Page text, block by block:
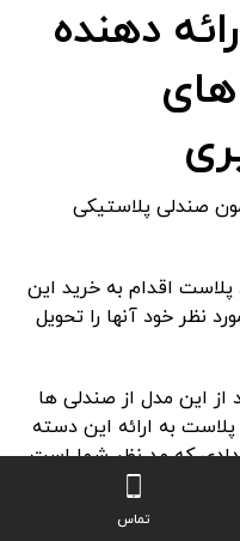
دهنده
صندلی پلاستیکی
پلاست اقدام به خرید این
نظر خود آنها را تحویل
این مدل از صندلی ها
پلاست به ارائه این دسته
که مد نظر شما است
تماس